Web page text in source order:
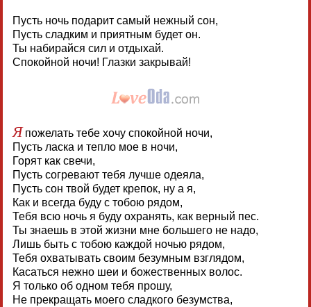
Пусть ночь подарит самый нежный сон,
Пусть сладким и приятным будет он.
Ты набирайся сил и отдыхай.
Спокойной ночи! Глазки закрывай!
Япожелать тебе хочу спокойной ночи,
Пусть ласка и тепло мое в ночи,
Горят как свечи,
Пусть согревают тебя лучше одеяла,
Пусть сон твой будет крепок, ну а я,
Как и всегда буду с тобою рядом,
Тебя всю ночь я буду охранять, как верный пес.
Ты знаешь в этой жизни мне большего не надо,
Лишь быть с тобою каждой ночью рядом,
Тебя охватывать своим безумным взглядом,
Касаться нежно шеи и божественных волос.
Я только об одном тебя прошу,
Не прекращать моего сладкого безумства,